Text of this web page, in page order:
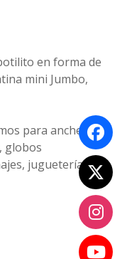
en forma de
mini Jumbo,
para anchetas
globos
juguetería